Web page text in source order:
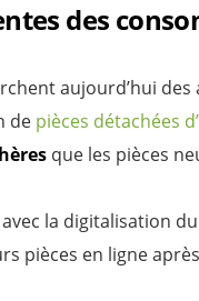
des
aujourd’hui
de pièces détachées
que les pièces
avec la digitalisation
pièces en ligne